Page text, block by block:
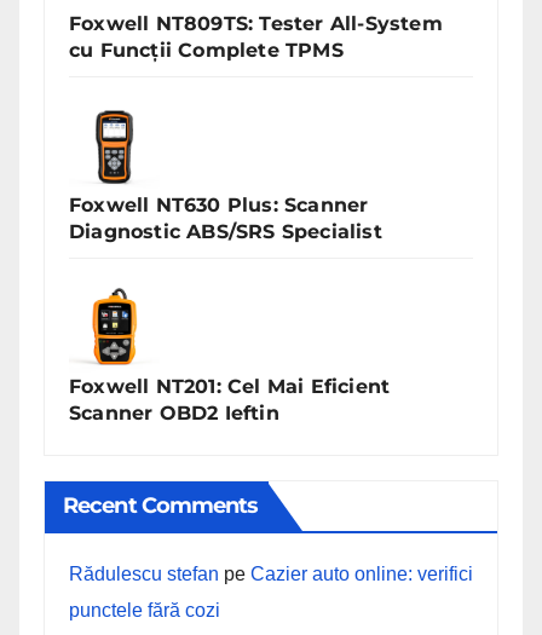
Foxwell NT809TS: Tester All-System
cu Funcții Complete TPMS
Foxwell NT630 Plus: Scanner
Diagnostic ABS/SRS Specialist
Foxwell NT201: Cel Mai Eficient
Scanner OBD2 Ieftin
Recent Comments
Rădulescu stefan pe Cazier auto online: verifici
punctele fără cozi